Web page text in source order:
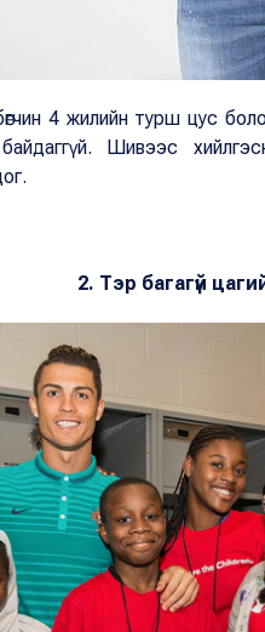
4 жилийн турш цус
Шивээс
2. Тэр багагүй